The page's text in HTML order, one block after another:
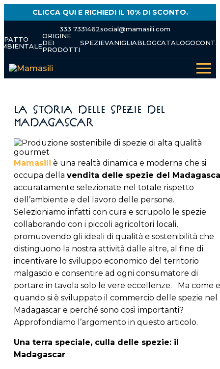
CLICCA QUI E RICHIEDI IL 10% DI SCONTO.
333 7331462social@mamasili.com
ORIGINE
DEI
PRODOTTI
SPEZIEVANIGLIABLOGCATALOGO
La storia delle spezie del
Madagascar
Mamasili è una realtà dinamica e moderna che si
occupa della vendita delle spezie del
accuratamente selezionate nel totale rispetto
dell’ambiente e del lavoro delle persone.
Selezioniamo infatti con cura e scrupolo le spezie
collaborando con i piccoli agricoltori locali,
promuovendo gli ideali di qualità e sostenibilità che
distinguono la nostra attività dalle altre, al fine di
incentivare lo sviluppo economico del territorio
malgascio e consentire ad ogni consumatore di
portare in tavola solo le vere eccellenze. Ma come e
quando si è sviluppato il commercio delle spezie nel
Madagascar e perché sono così importanti?
Approfondiamo l’argomento in questo articolo.
Una terra speciale, culla delle spezie: il
Madagascar